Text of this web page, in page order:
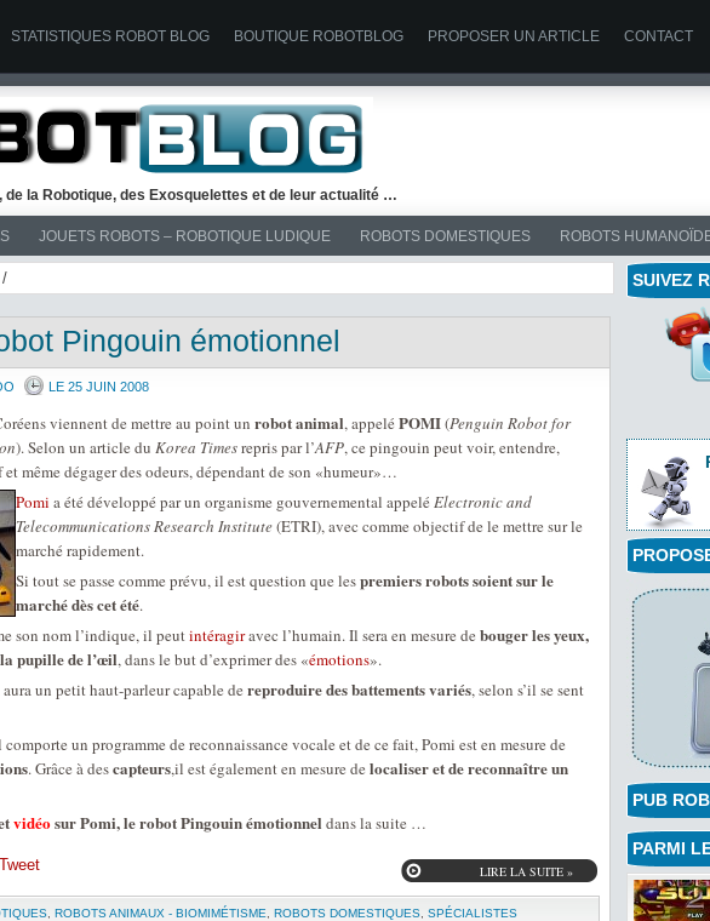
STATISTIQUES ROBOT BLOG BOUTIQUE ROBOTBLOG PROPOSER UN ARTICLE CONTACT
de la Robotique, des Exosquelettes et de leur actualité …
JOUETS ROBOTS – ROBOTIQUE LUDIQUE ROBOTS DOMESTIQUES ROBOTS
/
Pingouin émotionnel
LE 25 JUIN 2008
viennent de mettre au point un robot animal, appelé POMI(Penguin Robot for
). Selon un article du Korea Timesrepris par l’AFP, ce pingouin peut voir, entendre,
et même dégager des odeurs, dépendant de son «humeur»…
Pomi a été développé par un organisme gouvernemental appelé Electronic and
Telecommunications Research Institute(ETRI), avec comme objectif de le mettre sur le
marché rapidement.
Si tout se passe comme prévu, il est question que lespremiers robots soient sur le
marché dès cet été.
son nom l’indique, il peutintéragiravec l’humain. Il sera en mesure de bouger les yeux,
pupille de l’œil, dans le but d’exprimer des «émotions».
un petit haut-parleur capable de reproduire des battements variés, selon s’il se sent
un programme de reconnaissance vocale et de ce fait, Pomi est en mesure de
. Grâce à descapteurs,il est également en mesure de localiser et de reconnaître un
vidéosur Pomi, le robot Pingouin émotionnel dans la suite …
LIRE LA SUITE »
Tweet
ROBOTS ANIMAUX - BIOMIMÉTISME ROBOTS DOMESTIQUES SPÉCIALISTES
SUIVEZ
PUB
PARMI